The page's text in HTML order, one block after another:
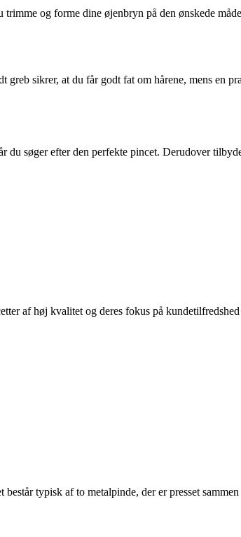
og forme dine øjenbryn på den ønskede
sikrer, at du får godt fat om hårene, mens en
søger efter den perfekte pincet. Derudover
af høj kvalitet og deres fokus på
typisk af to metalpinde, der er presset